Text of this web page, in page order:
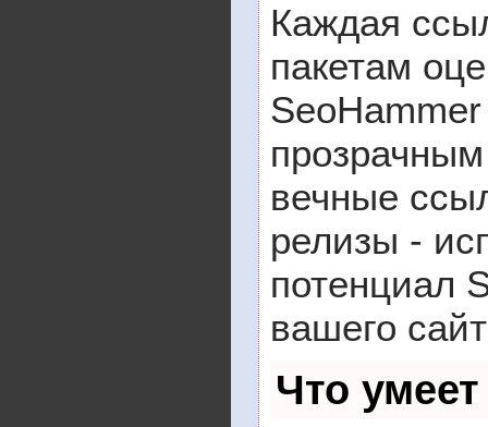
Каждая
пакетам
вечные
релизы -
потенциал
вашего
Что